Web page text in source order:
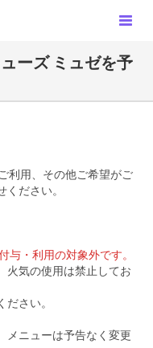
ーズ ミュゼを予
利用、その他ご希望がご
ださい。
与・利用の対象外です。
火気の使用は禁止してお
さい。
メニューは予告なく変更